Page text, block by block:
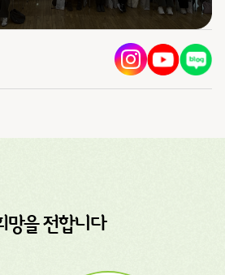
망을 전합니다